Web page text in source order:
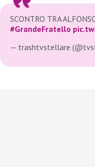
SCONTRO TRA
#GrandeFratello
— trashtvstellare